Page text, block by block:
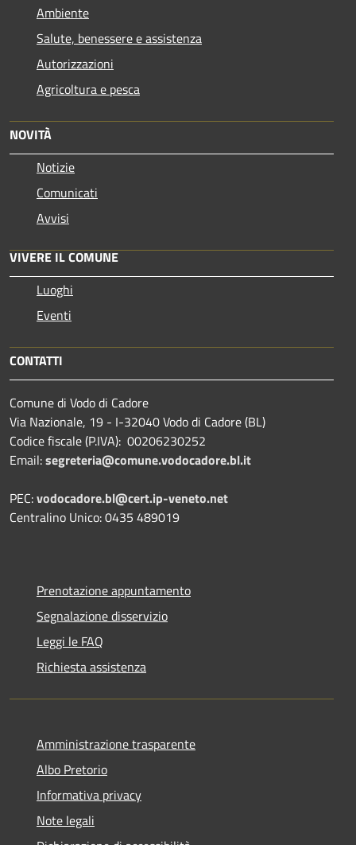
Ambiente
Salute, benessere e assistenza
Autorizzazioni
Agricoltura e pesca
NOVITÀ
Notizie
Comunicati
Avvisi
VIVERE IL COMUNE
Luoghi
Eventi
CONTATTI
Comune di Vodo di Cadore
Via Nazionale, 19 - I-32040 Vodo di Cadore (BL)
Codice fiscale (P.IVA): 00206230252
Email:segreteria@comune.vodocadore.bl.it
PEC:vodocadore.bl@cert.ip-veneto.net
Centralino Unico: 0435 489019
Prenotazione appuntamento
Segnalazione disservizio
Leggi le FAQ
Richiesta assistenza
Amministrazione trasparente
Albo Pretorio
Informativa privacy
Note legali